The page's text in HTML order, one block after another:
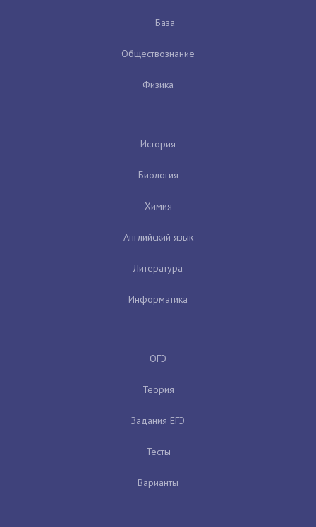
База
Обществознание
Физика
История
Биология
Химия
Английский язык
Литература
Информатика
ОГЭ
Теория
Задания ЕГЭ
Тесты
Варианты